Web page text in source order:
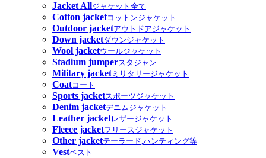
Jacket Allジャケット全て
Cotton jacketコットンジャケット
Outdoor jacketアウトドアジャケット
Down jacketダウンジャケット
Wool jacketウールジャケット
Stadium jumperスタジャン
Military jacketミリタリージャケット
Coatコート
Sports jacketスポーツジャケット
Denim jacketデニムジャケット
Leather jacketレザージャケット
Fleece jacketフリースジャケット
Other jacketテーラード,ハンティング等
Vestベスト